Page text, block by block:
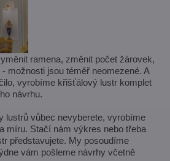
ramena, změnit počet žárovek,
možnosti jsou téměř neomezené. A
vyrobíme křišťálový lustr komplet
návrhu.
lustrů vůbec nevyberete, vyrobíme
míru. Stačí nám výkres nebo třeba
představujete. My posoudíme
vám pošleme návrhy včetně